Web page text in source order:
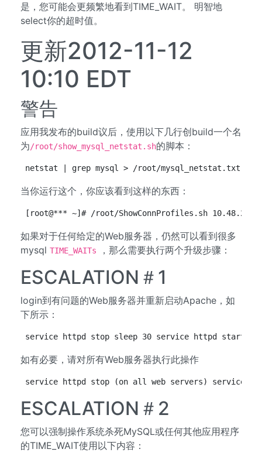
是，您可能会更频繁地看到TIME_WAIT。 明智地
select你的超时值。
更新2012-11-12
10:10 EDT
警告
应用我发布的build议后，使用以下几行创build一个名
为/root/show_mysql_netstat.sh的脚本：
netstat | grep mysql > /root/mysql_netstat.txt
当你运行这个，你应该看到这样的东西：
[root@*** ~]# /root/ShowConnProfiles.sh
如果对于任何给定的Web服务器，仍然可以看到很多
mysql TIME_WAITs ，那么需要执行两个升级步骤：
ESCALATION＃1
login到有问题的Web服务器并重新启动Apache，如
下所示：
service httpd stop sleep 30 service httpd start
如有必要，请对所有Web服务器执行此操作
service httpd stop (on all web servers) service
ESCALATION＃2
您可以强制操作系统杀死MySQL或任何其他应用程序
的TIME_WAIT使用以下内容：